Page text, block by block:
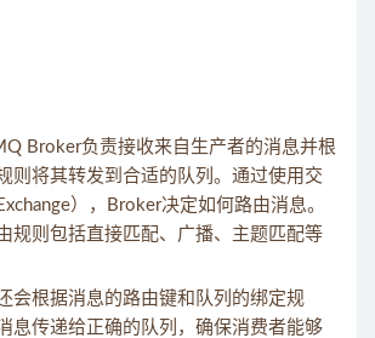
Broker负责接收来自生产者的消息并根
则将其转发到合适的队列。通过使用交
），Broker决定如何路由消息。
规则包括直接匹配、广播、主题匹配等
会根据消息的路由键和队列的绑定规
息传递给正确的队列，确保消费者能够